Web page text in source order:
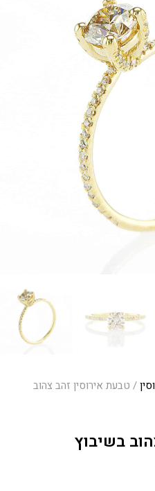
/ טבעת אירוסין זהב צהוב
בשיבוץ